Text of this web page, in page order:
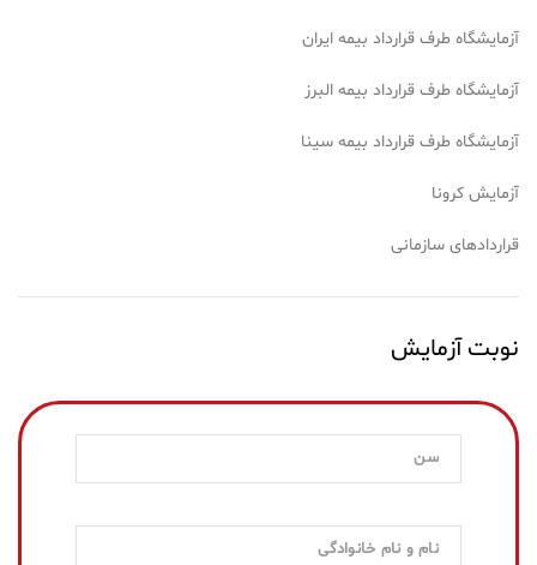
آزمایشگاه طرف قرارداد بیمه ایران
آزمایشگاه طرف قرارداد بیمه البرز
آزمایشگاه طرف قرارداد بیمه سینا
آزمایش کرونا
قراردادهای سازمانی
نوبت آزمایش